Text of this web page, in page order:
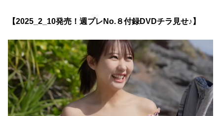
【2025_2_10発売！週プレNo.８付録DVDチラ見せ♪】